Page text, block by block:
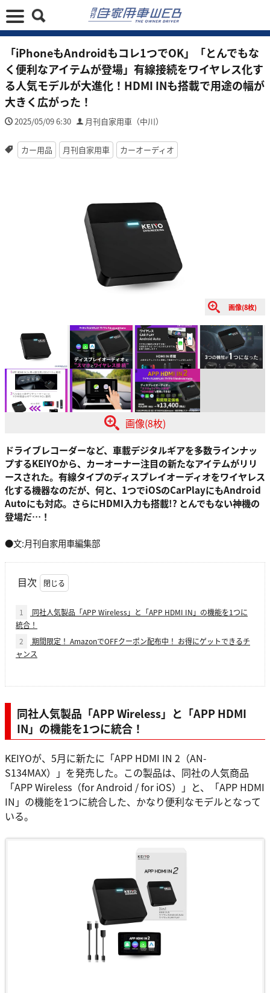
「iPhoneもAndroidもコレ1つでOK」「とんでもな
く便利なアイテムが登場」有線接続をワイヤレス化す
る人気モデルが大進化！HDMI INも搭載で用途の幅が
大きく広がった！
2025/05/09 6:30 月刊自家用車（中川）
カー用品 月刊自家用車 カーオーディオ
画像(8枚)
画像(8枚)
ドライブレコーダーなど、車載デジタルギアを多数ラインナッ
プするKEIYOから、カーオーナー注目の新たなアイテムがリリ
ースされた。有線タイプのディスプレイオーディオをワイヤレス
化する機器なのだが、何と、1つでiOSのCarPlayにもAndroid
Autoにも対応。さらにHDMI入力も搭載!? とんでもない神機の
登場だ…！
●文:月刊自家用車編集部
目次
1
同社人気製品「APP Wireless」と「APP HDMI IN」の機能を1つに
統合！
2
期間限定！ AmazonでOFFクーポン配布中！ お得にゲットできるチ
ャンス
同社人気製品「APP Wireless」と「APP HDMI
IN」の機能を1つに統合！
KEIYOが、5月に新たに「APP HDMI IN 2（AN-
S134MAX）」を発売した。この製品は、同社の人気商品
「APP Wireless（for Android / for iOS）」と、「APP HDMI
IN」の機能を1つに統合した、かなり便利なモデルとなって
いる。